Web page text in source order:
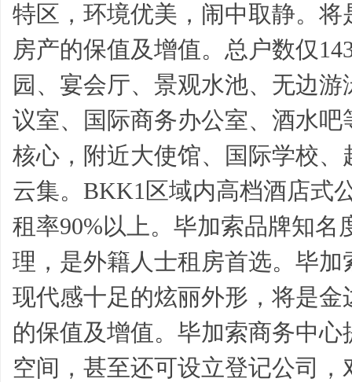
特区，环境优美，闹中取静。
房产的保值及增值。总户数仅
园、宴会厅、景观水池、无边
议室、国际商务办公室、酒水
核心，附近大使馆、国际学校
云集。BKK1区域内高档酒店式
租率90%以上。毕加索品牌知
理，是外籍人士租房首选。毕
现代感十足的炫丽外形，将是
的保值及增值。毕加索商务中
空间，甚至还可设立登记公司